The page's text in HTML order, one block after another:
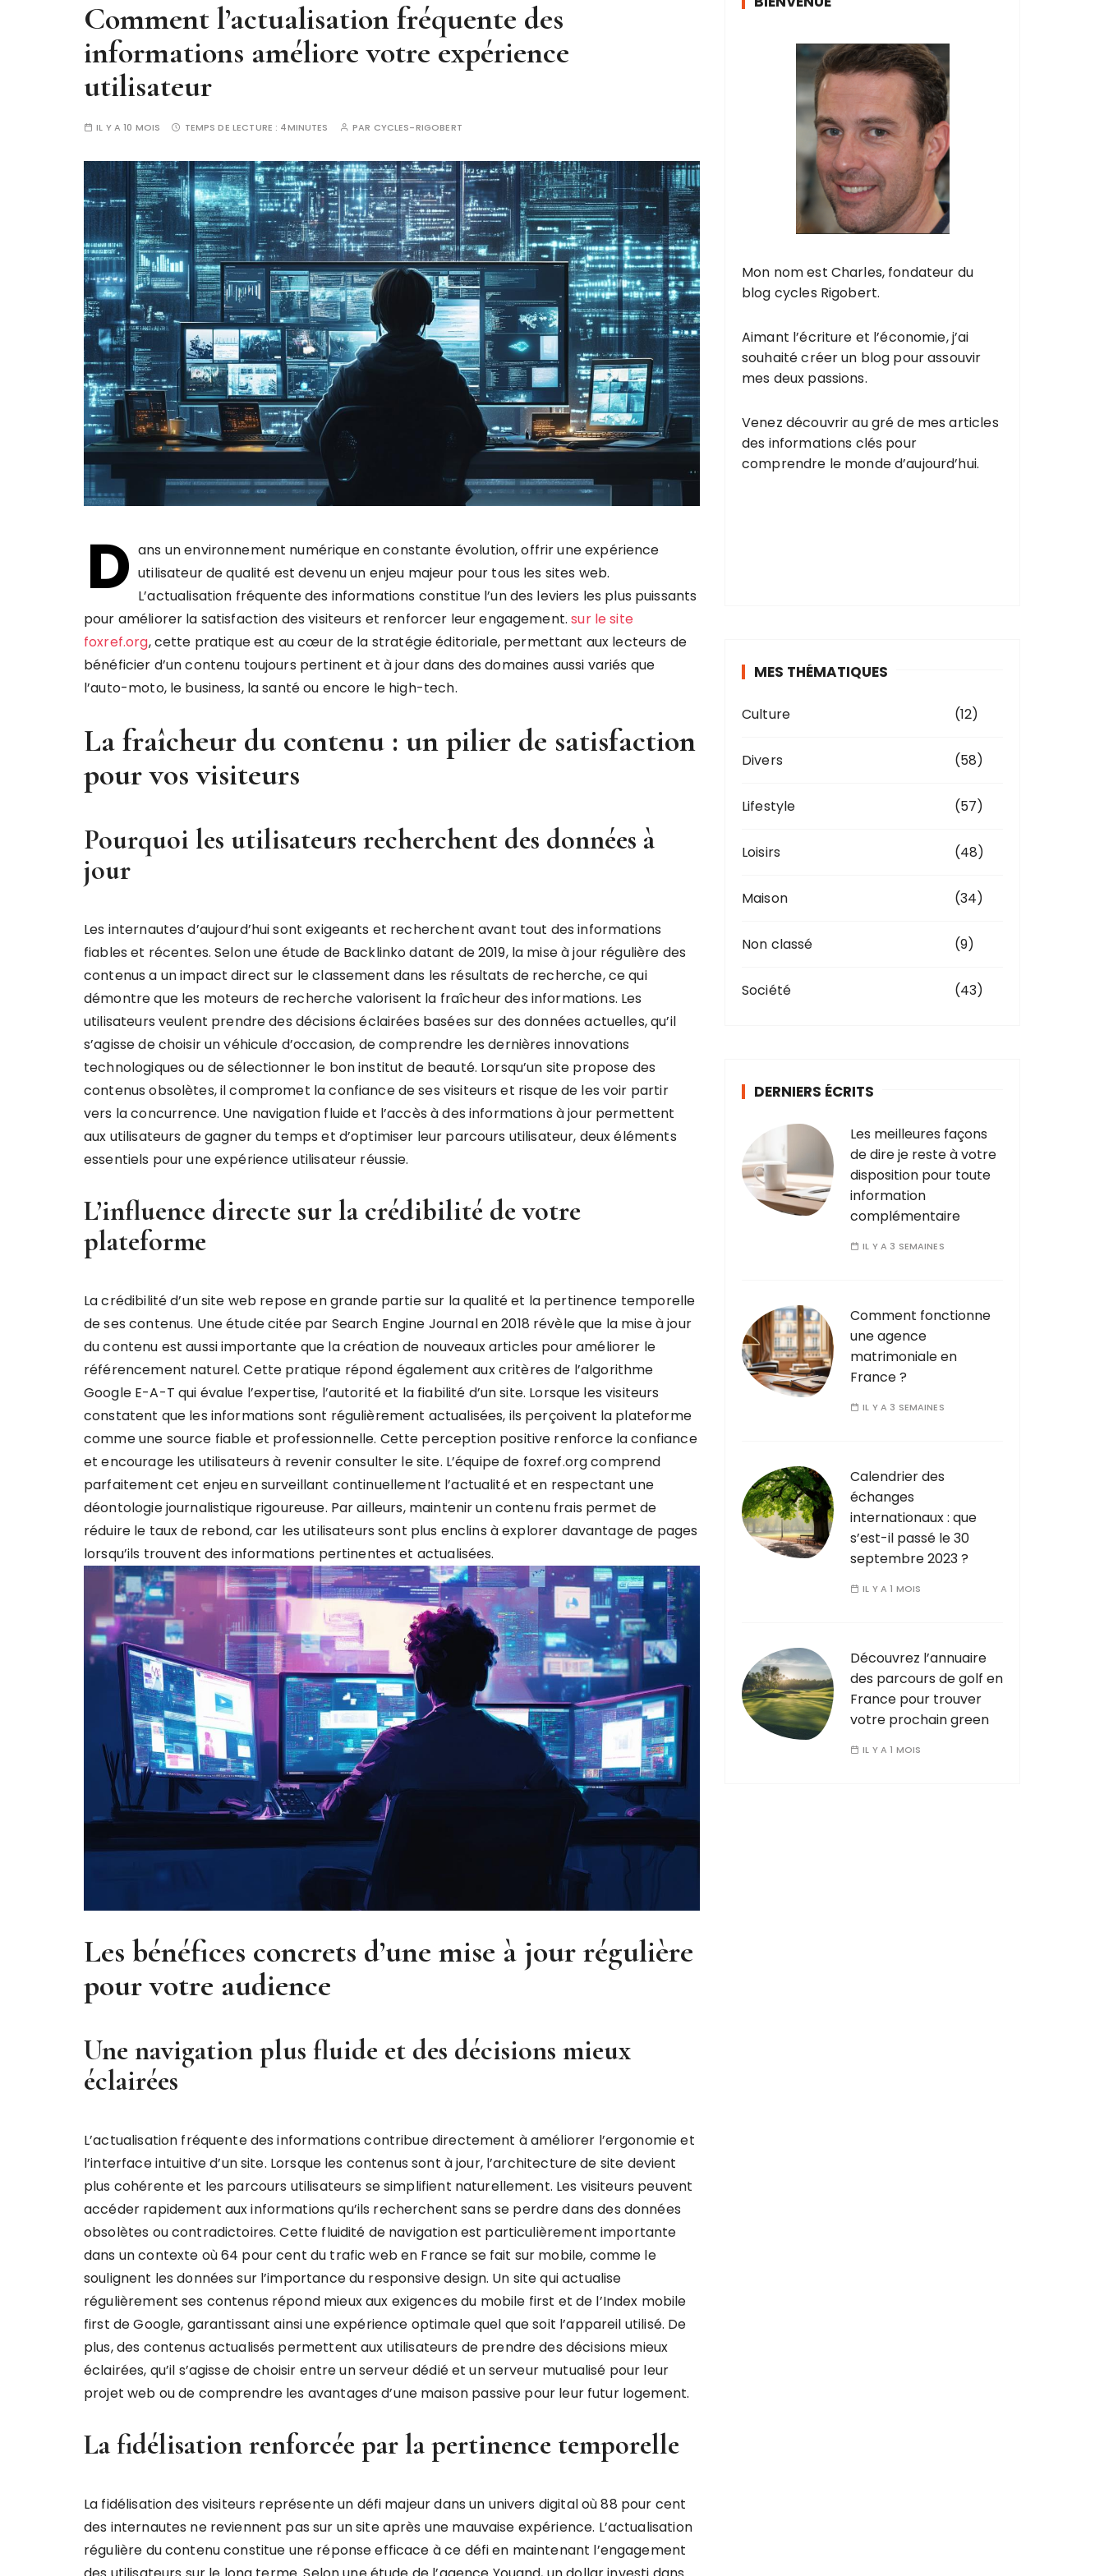
Comment l’actualisation fréquente des
informations améliore votre expérience
utilisateur
IL Y A 10 MOIS TEMPS DE LECTURE : 4MINUTES PAR CYCLES-RIGOBERT
D ans un environnement numérique en constante évolution, offrir une expérience
utilisateur de qualité est devenu un enjeu majeur pour tous les sites web.
L’actualisation fréquente des informations constitue l’un des leviers les plus puissants
pour améliorer la satisfaction des visiteurs et renforcer leur engagement.sur le site
foxref.org, cette pratique est au cœur de la stratégie éditoriale, permettant aux lecteurs de
bénéficier d’un contenu toujours pertinent et à jour dans des domaines aussi variés que
l’auto-moto, le business, la santé ou encore le high-tech.
La fraîcheur du contenu : un pilier de satisfaction
pour vos visiteurs
Pourquoi les utilisateurs recherchent des données à
jour
Les internautes d’aujourd’hui sont exigeants et recherchent avant tout des informations
fiables et récentes. Selon une étude de Backlinko datant de 2019, la mise à jour régulière des
contenus a un impact direct sur le classement dans les résultats de recherche, ce qui
démontre que les moteurs de recherche valorisent la fraîcheur des informations. Les
utilisateurs veulent prendre des décisions éclairées basées sur des données actuelles, qu’il
s’agisse de choisir un véhicule d’occasion, de comprendre les dernières innovations
technologiques ou de sélectionner le bon institut de beauté. Lorsqu’un site propose des
contenus obsolètes, il compromet la confiance de ses visiteurs et risque de les voir partir
vers la concurrence. Une navigation fluide et l’accès à des informations à jour permettent
aux utilisateurs de gagner du temps et d’optimiser leur parcours utilisateur, deux éléments
essentiels pour une expérience utilisateur réussie.
L’influence directe sur la crédibilité de votre
plateforme
La crédibilité d’un site web repose en grande partie sur la qualité et la pertinence temporelle
de ses contenus. Une étude citée par Search Engine Journal en 2018 révèle que la mise à jour
du contenu est aussi importante que la création de nouveaux articles pour améliorer le
référencement naturel. Cette pratique répond également aux critères de l’algorithme
Google E-A-T qui évalue l’expertise, l’autorité et la fiabilité d’un site. Lorsque les visiteurs
constatent que les informations sont régulièrement actualisées, ils perçoivent la plateforme
comme une source fiable et professionnelle. Cette perception positive renforce la confiance
et encourage les utilisateurs à revenir consulter le site. L’équipe de foxref.org comprend
parfaitement cet enjeu en surveillant continuellement l’actualité et en respectant une
déontologie journalistique rigoureuse. Par ailleurs, maintenir un contenu frais permet de
réduire le taux de rebond, car les utilisateurs sont plus enclins à explorer davantage de pages
lorsqu’ils trouvent des informations pertinentes et actualisées.
Les bénéfices concrets d’une mise à jour régulière
pour votre audience
Une navigation plus fluide et des décisions mieux
éclairées
L’actualisation fréquente des informations contribue directement à améliorer l’ergonomie et
l’interface intuitive d’un site. Lorsque les contenus sont à jour, l’architecture de site devient
plus cohérente et les parcours utilisateurs se simplifient naturellement. Les visiteurs peuvent
accéder rapidement aux informations qu’ils recherchent sans se perdre dans des données
obsolètes ou contradictoires. Cette fluidité de navigation est particulièrement importante
dans un contexte où 64 pour cent du trafic web en France se fait sur mobile, comme le
soulignent les données sur l’importance du responsive design. Un site qui actualise
régulièrement ses contenus répond mieux aux exigences du mobile first et de l’Index mobile
first de Google, garantissant ainsi une expérience optimale quel que soit l’appareil utilisé. De
plus, des contenus actualisés permettent aux utilisateurs de prendre des décisions mieux
éclairées, qu’il s’agisse de choisir entre un serveur dédié et un serveur mutualisé pour leur
projet web ou de comprendre les avantages d’une maison passive pour leur futur logement.
La fidélisation renforcée par la pertinence temporelle
La fidélisation des visiteurs représente un défi majeur dans un univers digital où 88 pour cent
des internautes ne reviennent pas sur un site après une mauvaise expérience. L’actualisation
régulière du contenu constitue une réponse efficace à ce défi en maintenant l’engagement
Mon nom est Charles, fondateur du
blog cycles Rigobert.
Aimant l’écriture et l’économie, j’ai
souhaité créer un blog pour assouvir
mes deux passions.
Venez découvrir au gré de mes articles
des informations clés pour
comprendre le monde d’aujourd’hui.
MES THÉMATIQUES
Culture (12)
Divers (58)
Lifestyle (57)
Loisirs (48)
Maison (34)
Non classé (9)
Société (43)
DERNIERS ÉCRITS
Les meilleures façons
de dire je reste à votre
disposition pour toute
information
complémentaire
IL Y A 3 SEMAINES
Comment fonctionne
une agence
matrimoniale en
France ?
IL Y A 3 SEMAINES
Calendrier des
échanges
internationaux : que
s’est-il passé le 30
septembre 2023 ?
IL Y A 1 MOIS
Découvrez l’annuaire
des parcours de golf en
France pour trouver
votre prochain green
IL Y A 1 MOIS